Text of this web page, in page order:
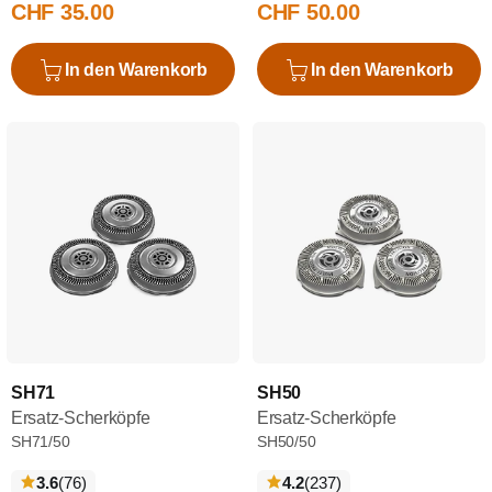
CHF 35.00
In den Warenkorb
CHF 50.00
In den Warenkorb
SH71
Ersatz-Scherköpfe
SH71/50
3.6(76bewertungen
)
SH50
Ersatz-Scherköpfe
SH50/50
4.2(237bewertungen
)